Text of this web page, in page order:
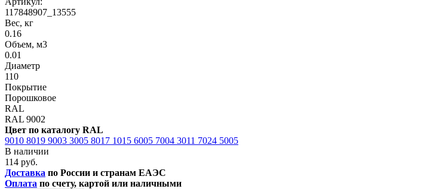
117848907_13555
Вес, кг
0.16
Объем, м3
0.01
Диаметр
110
Покрытие
Порошковое
RAL
RAL 9002
Цвет по каталогу RAL
9010 8019 9003 3005 8017 1015 6005 7004 3011 7024 5005
В наличии
114 руб.
Доставка по России и странам ЕАЭС
Оплата по счету, картой или наличными